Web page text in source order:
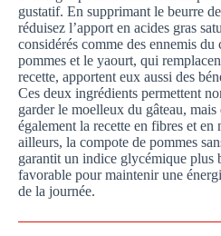
gustatif. En supprimant le beurre
réduisez l’apport en acides gras
considérés comme des ennemis
pommes et le yaourt, qui
recette, apportent eux aussi des
Ces deux ingrédients permettent
garder le moelleux du gâteau, mais
également la recette en fibres et en
ailleurs, la compote de pommes
garantit un indice glycémique plus
favorable pour maintenir une
de la journée.